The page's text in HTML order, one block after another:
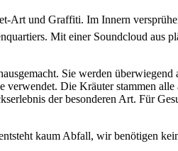
Art und Graffiti. Im Innern
Mit einer Soundcloud aus
Sie werden
Die Kräuter stammen
der besonderen Art. Für
kaum Abfall, wir benötigen